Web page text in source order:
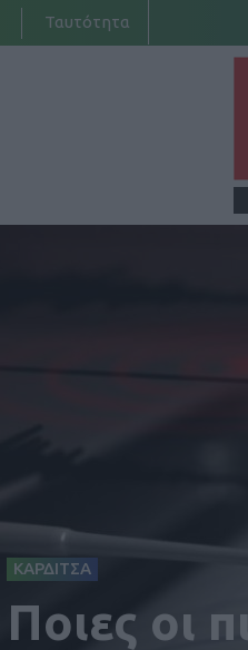
Ταυτότητα
ΚΑΡΔΙΤΣΑ
Ποιες οι